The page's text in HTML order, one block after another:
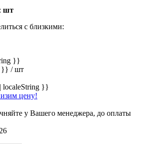
шт
с близкими:
}}
}} / шт
localeString }}
цену!
у Вашего менеджера, до оплаты